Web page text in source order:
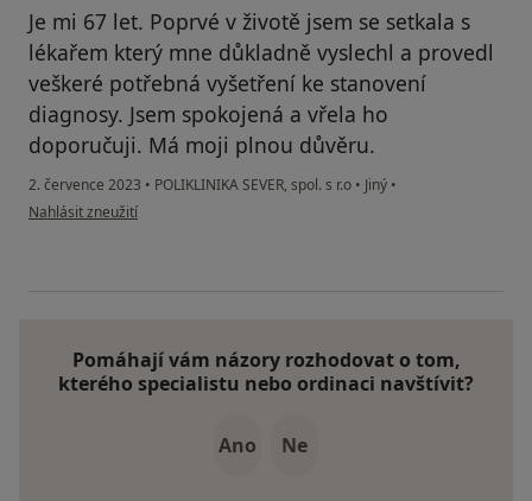
Je mi 67 let. Poprvé v životě jsem se setkala s
lékařem který mne důkladně vyslechl a provedl
veškeré potřebná vyšetření ke stanovení
diagnosy. Jsem spokojená a vřela ho
doporučuji. Má moji plnou důvěru.
2. července 2023 • POLIKLINIKA SEVER, spol. s r.o • Jiný •
podle názoru uživatele Zdenka M.
Nahlásit zneužití
Pomáhají vám názory rozhodovat o tom,
kterého specialistu nebo ordinaci navštívit?
Ano Ne